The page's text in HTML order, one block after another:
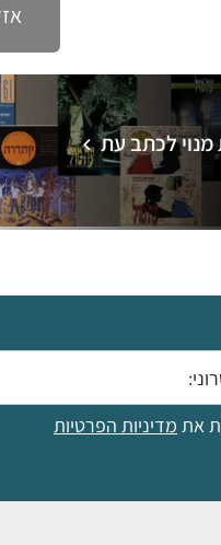
מנוי לכתב עת
את מדיניות הפרטיות